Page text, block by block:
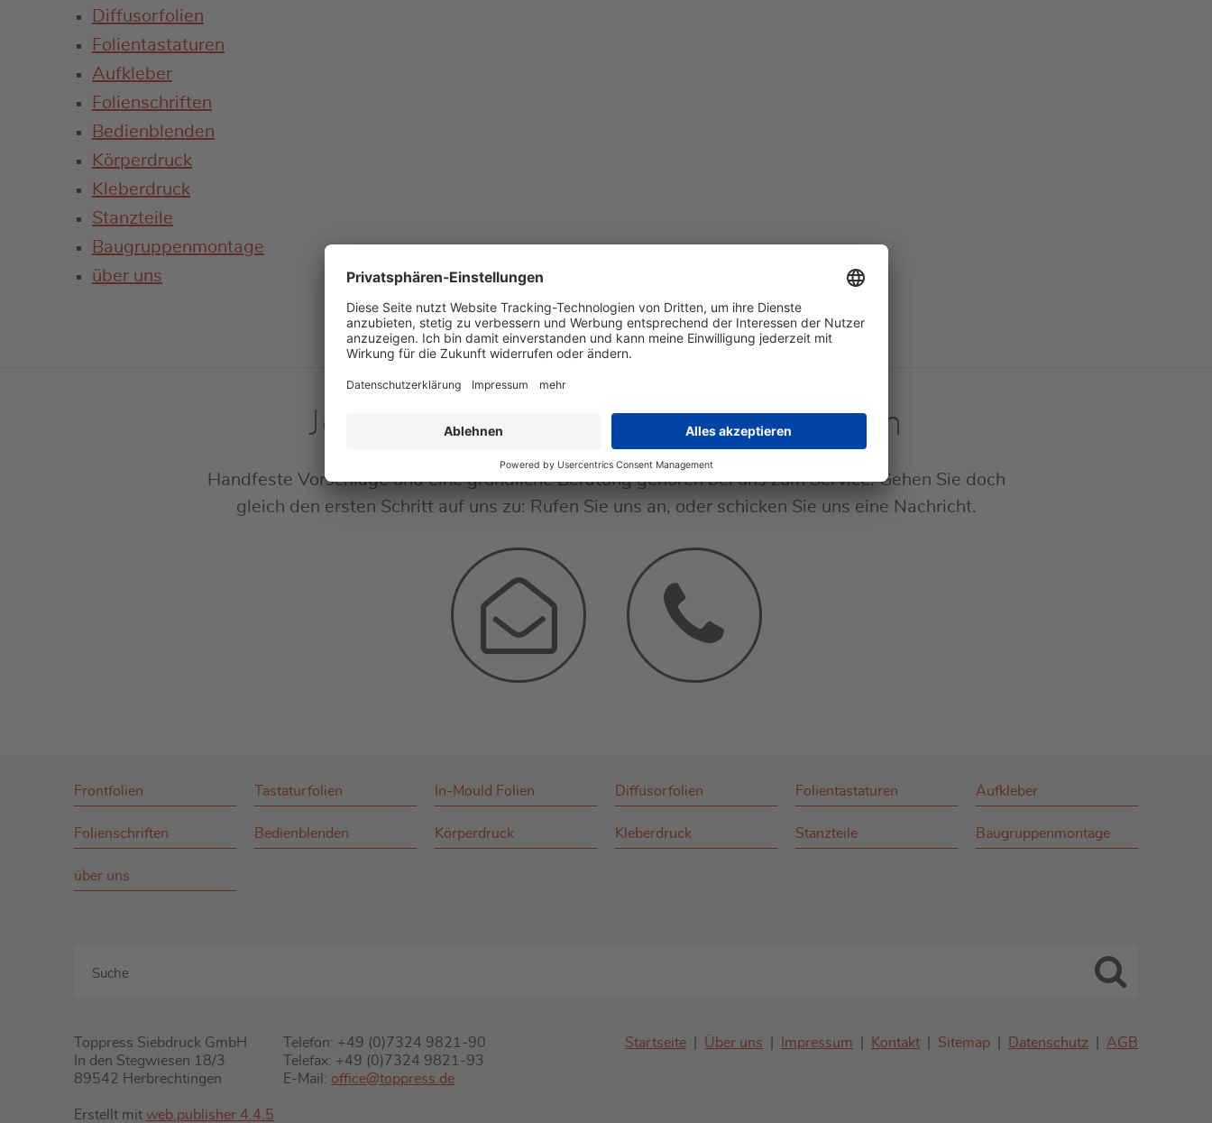
Diffusorfolien
Folientastaturen
Aufkleber
Folienschriften
Bedienblenden
Körperdruck
Kleberdruck
Stanzteile
Baugruppenmontage
über uns
Jetzt persönliche Beratung starten
Handfeste Vorschläge und eine gründliche Beratung gehören bei uns zum Service. Gehen Sie doch
gleich den ersten Schritt auf uns zu: Rufen Sie uns an, oder schicken Sie uns eine Nachricht.
Frontfolien Tastaturfolien In-Mould Folien Diffusorfolien Folientastaturen Aufkleber
Folienschriften Bedienblenden Körperdruck Kleberdruck Stanzteile Baugruppenmontage
über uns
Toppress Siebdruck GmbH
In den Stegwiesen 18/3
89542 Herbrechtingen
Telefon: +49 (0)7324 9821-90
Telefax: +49 (0)7324 9821-93
E-Mail: office@toppress.de
Erstellt mit web.publisher 4.4.5
Startseite Über uns Impressum Kontakt Sitemap Datenschutz AGB